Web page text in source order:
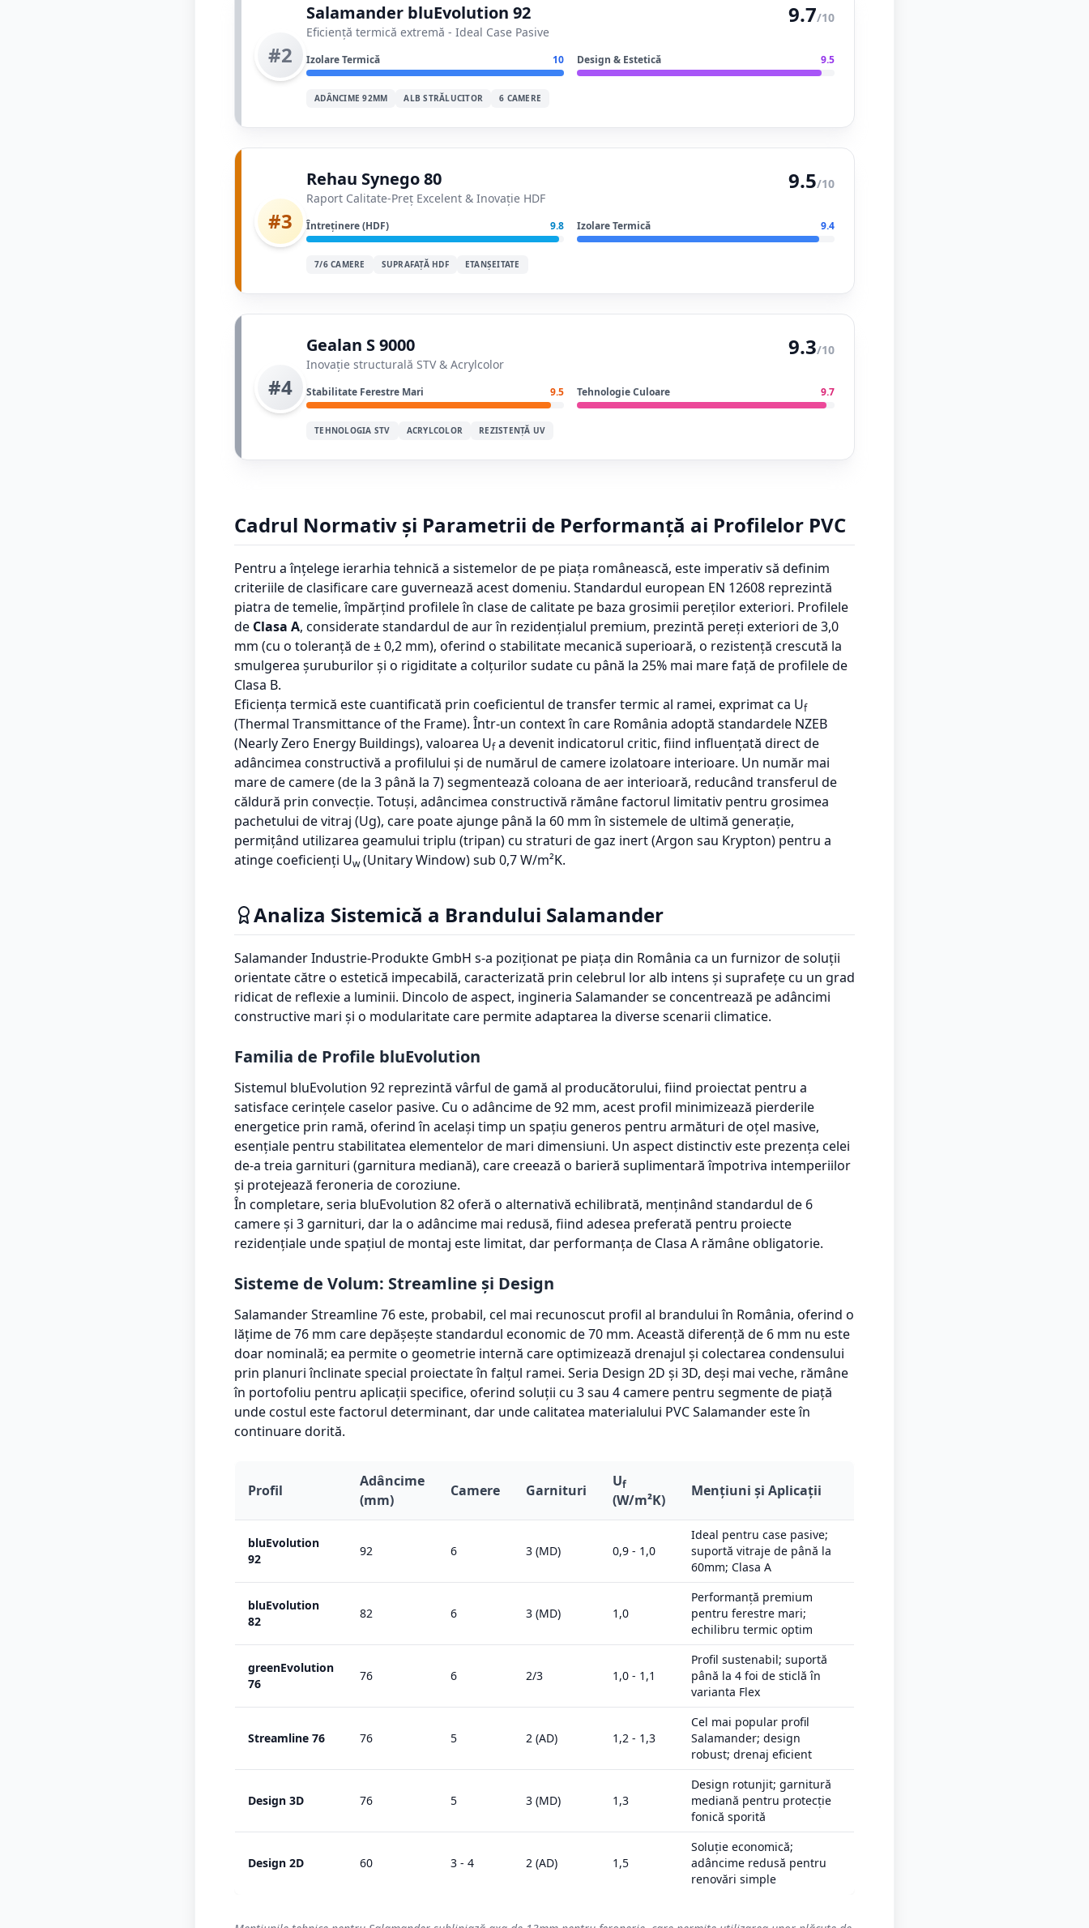
#2
Salamander bluEvolution 92
Eficiență termică extremă - Ideal Case Pasive
9.7/10
Izolare Termică 10 Design & Estetică 9.5
ADÂNCIME 92MM ALB STRĂLUCITOR 6 CAMERE
#3
Rehau Synego 80
Raport Calitate-Preț Excelent & Inovație HDF
9.5/10
Întreținere (HDF) 9.8 Izolare Termică 9.4
7/6 CAMERE SUPRAFAȚĂ HDF ETANȘEITATE
#4
Gealan S 9000
Inovație structurală STV & Acrylcolor
9.3/10
Stabilitate Ferestre Mari 9.5 Tehnologie Culoare 9.7
TEHNOLOGIA STV ACRYLCOLOR REZISTENȚĂ UV
Cadrul Normativ și Parametrii de Performanță ai Profilelor PVC
Pentru a înțelege ierarhia tehnică a sistemelor de pe piața românească, este imperativ să definim
criteriile de clasificare care guvernează acest domeniu. Standardul european EN 12608 reprezintă
piatra de temelie, împărțind profilele în clase de calitate pe baza grosimii pereților exteriori. Profilele
de Clasa A, considerate standardul de aur în rezidențialul premium, prezintă pereți exteriori de 3,0
mm (cu o toleranță de ± 0,2 mm), oferind o stabilitate mecanică superioară, o rezistență crescută la
smulgerea șuruburilor și o rigiditate a colțurilor sudate cu până la 25% mai mare față de profilele de
Clasa B.
Eficiența termică este cuantificată prin coeficientul de transfer termic al ramei, exprimat ca Uf
(Thermal Transmittance of the Frame). Într-un context în care România adoptă standardele NZEB
(Nearly Zero Energy Buildings), valoarea Ufa devenit indicatorul critic, fiind influențată direct de
adâncimea constructivă a profilului și de numărul de camere izolatoare interioare. Un număr mai
mare de camere (de la 3 până la 7) segmentează coloana de aer interioară, reducând transferul de
căldură prin convecție. Totuși, adâncimea constructivă rămâne factorul limitativ pentru grosimea
pachetului de vitraj (Ug), care poate ajunge până la 60 mm în sistemele de ultimă generație,
permițând utilizarea geamului triplu (tripan) cu straturi de gaz inert (Argon sau Krypton) pentru a
atinge coeficienți Uw(Unitary Window) sub 0,7 W/m²K.
Analiza Sistemică a Brandului Salamander
Salamander Industrie-Produkte GmbH s-a poziționat pe piața din România ca un furnizor de soluții
orientate către o estetică impecabilă, caracterizată prin celebrul lor alb intens și suprafețe cu un grad
ridicat de reflexie a luminii. Dincolo de aspect, ingineria Salamander se concentrează pe adâncimi
constructive mari și o modularitate care permite adaptarea la diverse scenarii climatice.
Familia de Profile bluEvolution
Sistemul bluEvolution 92 reprezintă vârful de gamă al producătorului, fiind proiectat pentru a
satisface cerințele caselor pasive. Cu o adâncime de 92 mm, acest profil minimizează pierderile
energetice prin ramă, oferind în același timp un spațiu generos pentru armături de oțel masive,
esențiale pentru stabilitatea elementelor de mari dimensiuni. Un aspect distinctiv este prezența celei
de-a treia garnituri (garnitura mediană), care creează o barieră suplimentară împotriva intemperiilor
și protejează feroneria de coroziune.
În completare, seria bluEvolution 82 oferă o alternativă echilibrată, menținând standardul de 6
camere și 3 garnituri, dar la o adâncime mai redusă, fiind adesea preferată pentru proiecte
rezidențiale unde spațiul de montaj este limitat, dar performanța de Clasa A rămâne obligatorie.
Sisteme de Volum: Streamline și Design
Salamander Streamline 76 este, probabil, cel mai recunoscut profil al brandului în România, oferind o
lățime de 76 mm care depășește standardul economic de 70 mm. Această diferență de 6 mm nu este
doar nominală; ea permite o geometrie internă care optimizează drenajul și colectarea condensului
prin planuri înclinate special proiectate în falțul ramei. Seria Design 2D și 3D, deși mai veche, rămâne
în portofoliu pentru aplicații specifice, oferind soluții cu 3 sau 4 camere pentru segmente de piață
unde costul este factorul determinant, dar unde calitatea materialului PVC Salamander este în
continuare dorită.
Profil
Adâncime
(mm)
Camere Garnituri
Uf
(W/m²K)
Mențiuni și Aplicații
bluEvolution
92
92 6 3 (MD) 0,9 - 1,0
Ideal pentru case pasive;
suportă vitraje de până la
60mm; Clasa A
bluEvolution
82
82 6 3 (MD) 1,0
Performanță premium
pentru ferestre mari;
echilibru termic optim
greenEvolution
76
76 6 2/3 1,0 - 1,1
Profil sustenabil; suportă
până la 4 foi de sticlă în
varianta Flex
Streamline 76 76 5 2 (AD) 1,2 - 1,3
Cel mai popular profil
Salamander; design
robust; drenaj eficient
Design 3D 76 5 3 (MD) 1,3
Design rotunjit; garnitură
mediană pentru protecție
fonică sporită
Design 2D 60 3 - 4 2 (AD) 1,5
Soluție economică;
adâncime redusă pentru
renovări simple